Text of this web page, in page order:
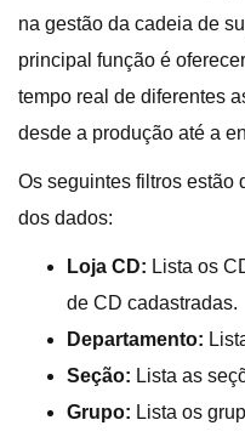
na gestão da cadeia de
principal função é
tempo real de diferentes
desde a produção até a
Os seguintes filtros estão
dos dados:
Loja CD: Lista os
de CD cadastradas.
Departamento:
Seção: Lista as
Grupo: Lista os